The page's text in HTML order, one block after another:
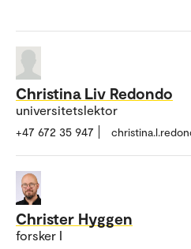
Christina Liv Redondo
universitetslektor
+47 672 35 947
Christer Hyggen
forsker I